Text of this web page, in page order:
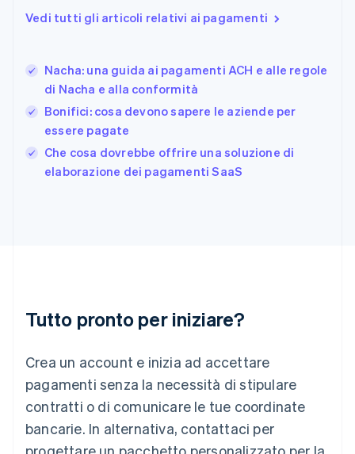
Vedi tutti gli articoli relativi ai pagamenti
Nacha: una guida ai pagamenti ACH e alle regole
di Nacha e alla conformità
Bonifici: cosa devono sapere le aziende per
essere pagate
Che cosa dovrebbe offrire una soluzione di
elaborazione dei pagamenti SaaS
Tutto pronto per iniziare?
Crea un account e inizia ad accettare
pagamenti senza la necessità di stipulare
contratti o di comunicare le tue coordinate
bancarie. In alternativa, contattaci per
FrançaisEnglish
Giappone
日本語English
English
Grecia
English
India
Lituania
Lussemburgo
Deutsch English
Malaysia
English 简体中文
Malta